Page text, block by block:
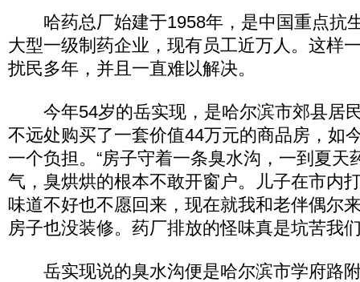
哈药总厂始建于1958年，是中国重点抗
大型一级制药企业，现有员工近万人。这样
扰民多年，并且一直难以解决。
今年54岁的岳实现，是哈尔滨市郊县居
不远处购买了一套价值44万元的商品房，如
一个负担。“房子守着一条臭水沟，一到夏天
气，臭烘烘的根本不敢开窗户。儿子在市内
味道不好也不愿回来，现在就我和老伴偶尔
房子也没装修。药厂排放的怪味真是坑苦我
岳实现说的臭水沟便是哈尔滨市学府路